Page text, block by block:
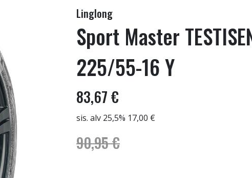
Linglong
Sport Master
225/55-16 Y
83,67 €
sis. alv 25,5% 17,00 €
90,95 €